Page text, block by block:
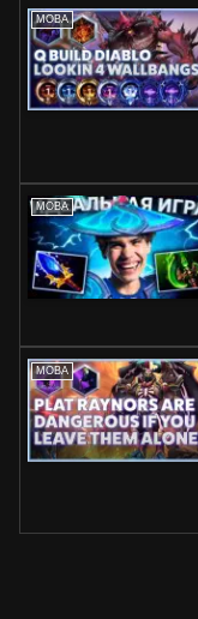
MOBA
MOBA
MOBA